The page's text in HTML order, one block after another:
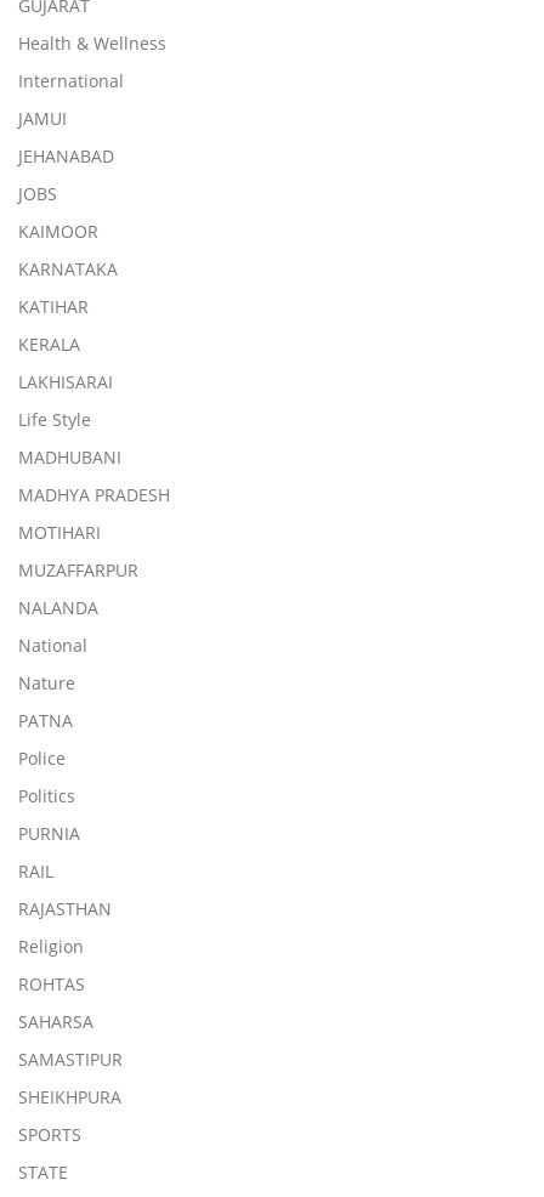
GUJARAT
Health & Wellness
International
JAMUI
JEHANABAD
JOBS
KAIMOOR
KARNATAKA
KATIHAR
KERALA
LAKHISARAI
Life Style
MADHUBANI
MADHYA PRADESH
MOTIHARI
MUZAFFARPUR
NALANDA
National
Nature
PATNA
Police
Politics
PURNIA
RAIL
RAJASTHAN
Religion
ROHTAS
SAHARSA
SAMASTIPUR
SHEIKHPURA
SPORTS
STATE